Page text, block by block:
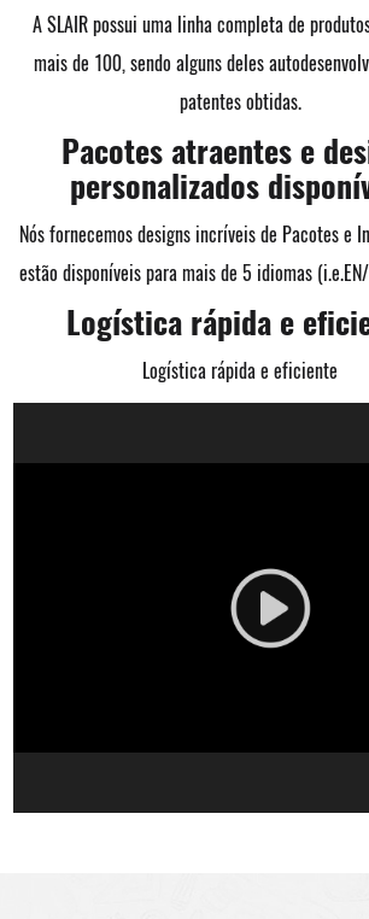
A SLAIR possui uma linha completa de
mais de 100, sendo alguns deles
patentes obtidas.
Pacotes atraentes e
personalizados
Nós fornecemos designs incríveis de Pacotes e
estão disponíveis para mais de 5 idiomas
Logística rápida e
Logística rápida e eficiente